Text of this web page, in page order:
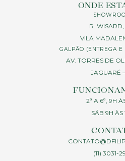
ONDE
R.
VILA
GALPÃO (ENTREGA E
AV. TORRES DE
JAGUARÉ
2ª A 6ª, 9H
SÁB 9H ÀS
(11) 3031-